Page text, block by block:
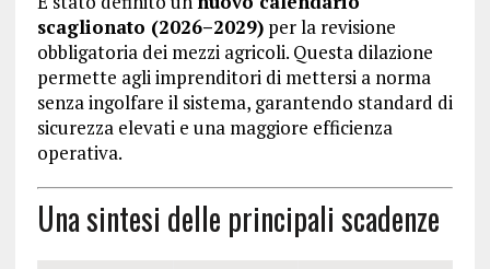
scaglionato (2026–2029)per la revisione
obbligatoria dei mezzi agricoli. Questa dilazione
permette agli imprenditori di mettersi a norma
senza ingolfare il sistema, garantendo standard di
sicurezza elevati e una maggiore efficienza
operativa.
Una sintesi delle principali scadenze